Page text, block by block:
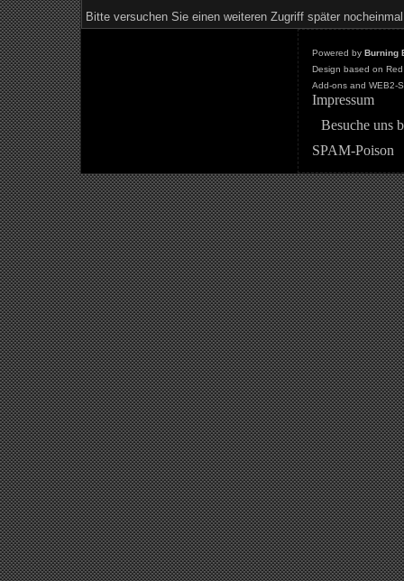
Bitte versuchen Sie einen weiteren Zugriff später
Powered by Burning
Design based on
Add-ons and WEB2-
Impressum
Besuche uns
SPAM-Poison